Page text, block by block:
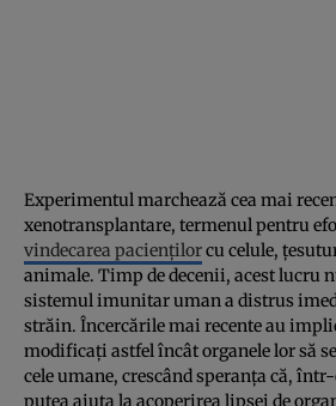
Experimentul marchează cea mai
xenotransplantare, termenul pentru
vindecarea paciențilorcu celule,
animale. Timp de decenii, acest lucru
sistemul imunitar uman a distrus
străin. Încercările mai recente au
modificați astfel încât organele lor să
cele umane, crescând speranța că,
putea ajuta la acoperirea lipsei de